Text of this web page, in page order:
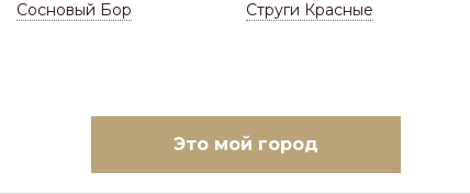
Сосновый Бор Струги Красные
Это мой город